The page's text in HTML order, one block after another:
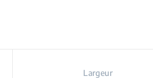
Largeur